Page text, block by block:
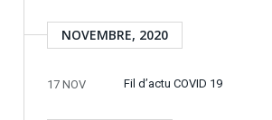
NOVEMBRE, 2020
17 NOV Fil d’actu COVID 19